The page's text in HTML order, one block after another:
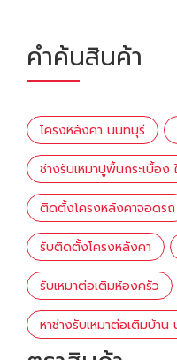
คำค้นสินค้า
โครงหลังคา นนทบุรี
ช่างรับเหมาปูพื้นกระเบื้อง
ติดตั้งโครงหลังคาจอดรถ
รับติดตั้งโครงหลังคา
รับเหมาต่อเติมห้องครัว
หาช่างรับเหมาต่อเติมบ้าน